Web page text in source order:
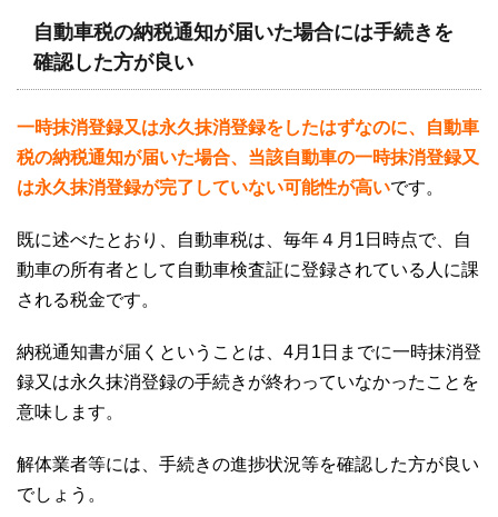
自動車税の納税通知が届いた場合には手続きを
確認した方が良い
一時抹消登録又は永久抹消登録をしたはずなのに、自動車
税の納税通知が届いた場合、当該自動車の一時抹消登録又
は永久抹消登録が完了していない可能性が高いです。
既に述べたとおり、自動車税は、毎年４月1日時点で、自
動車の所有者として自動車検査証に登録されている人に課
される税金です。
納税通知書が届くということは、4月1日までに一時抹消登
録又は永久抹消登録の手続きが終わっていなかったことを
意味します。
解体業者等には、手続きの進捗状況等を確認した方が良い
でしょう。